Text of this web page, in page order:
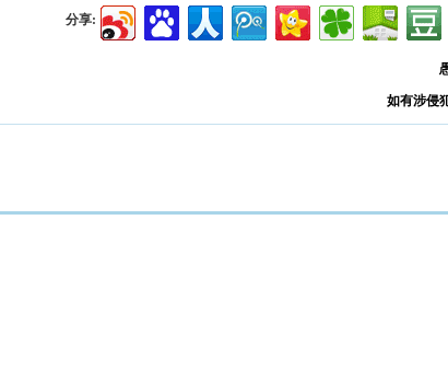
分享:
如有涉侵